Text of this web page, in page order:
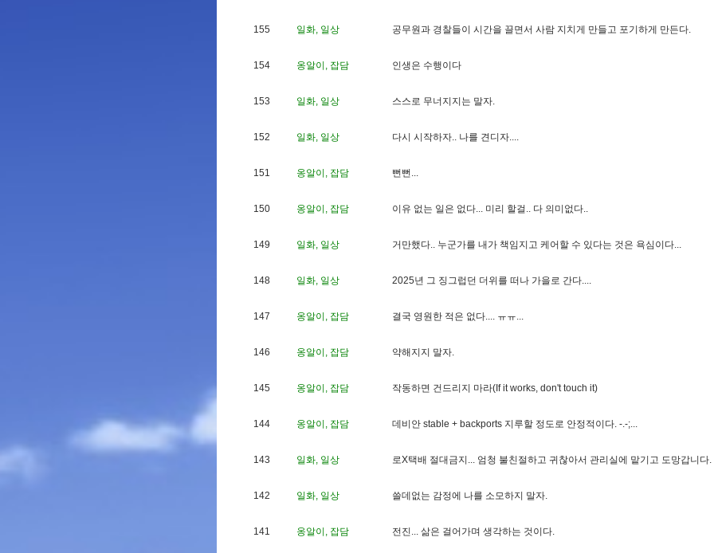
155 일화, 일상 공무원과 경찰들이 시 간을 끌면서 사람 지 치 게 만들고 포기 하게 만든다.
154 옹알이, 잡담 인생은 수행이 다
153 일화, 일상 스스로 무너 지 지 는 말자.
152 일화, 일상 다시 시 작하자.. 나를 견 디 자....
151 옹알이, 잡담 뻔 뻔 ...
150 옹알이, 잡담 이 유 없는 일 은 없다... 미 리 할걸 .. 다 의 미 없다..
149 일화, 일상 거 만했다.. 누군가를 내 가 책임 지 고 케 어 할 수 있다는 것은 욕심 이 다...
148 일화, 일상 2025년 그 징그럽 던 더위 를 떠 나 가을로 간다....
147 옹알이, 잡담 결 국 영원 한 적 은 없다.... ㅠㅠ...
146 옹알이, 잡담 약해 지 지 말자.
145 옹알이, 잡담 작동하면 건 드리 지 마라( f it works, don't touch it)
144 옹알이, 잡담 데 비 안 stab e + backports 지 루할 정도로 안정적 이 다. -.-;...
143 일화, 일상 로X택배 절대 금지 ... 엄 청 불친절하고 귀 찮아서 관리 실에 맡기 고 도망갑니 다.
142 일화, 일상 쓸데 없는 감정에 나를 소모하지 말자.
141 옹알이, 잡담 전 진... 삶은 걸 어 가며 생각하는 것이 다.